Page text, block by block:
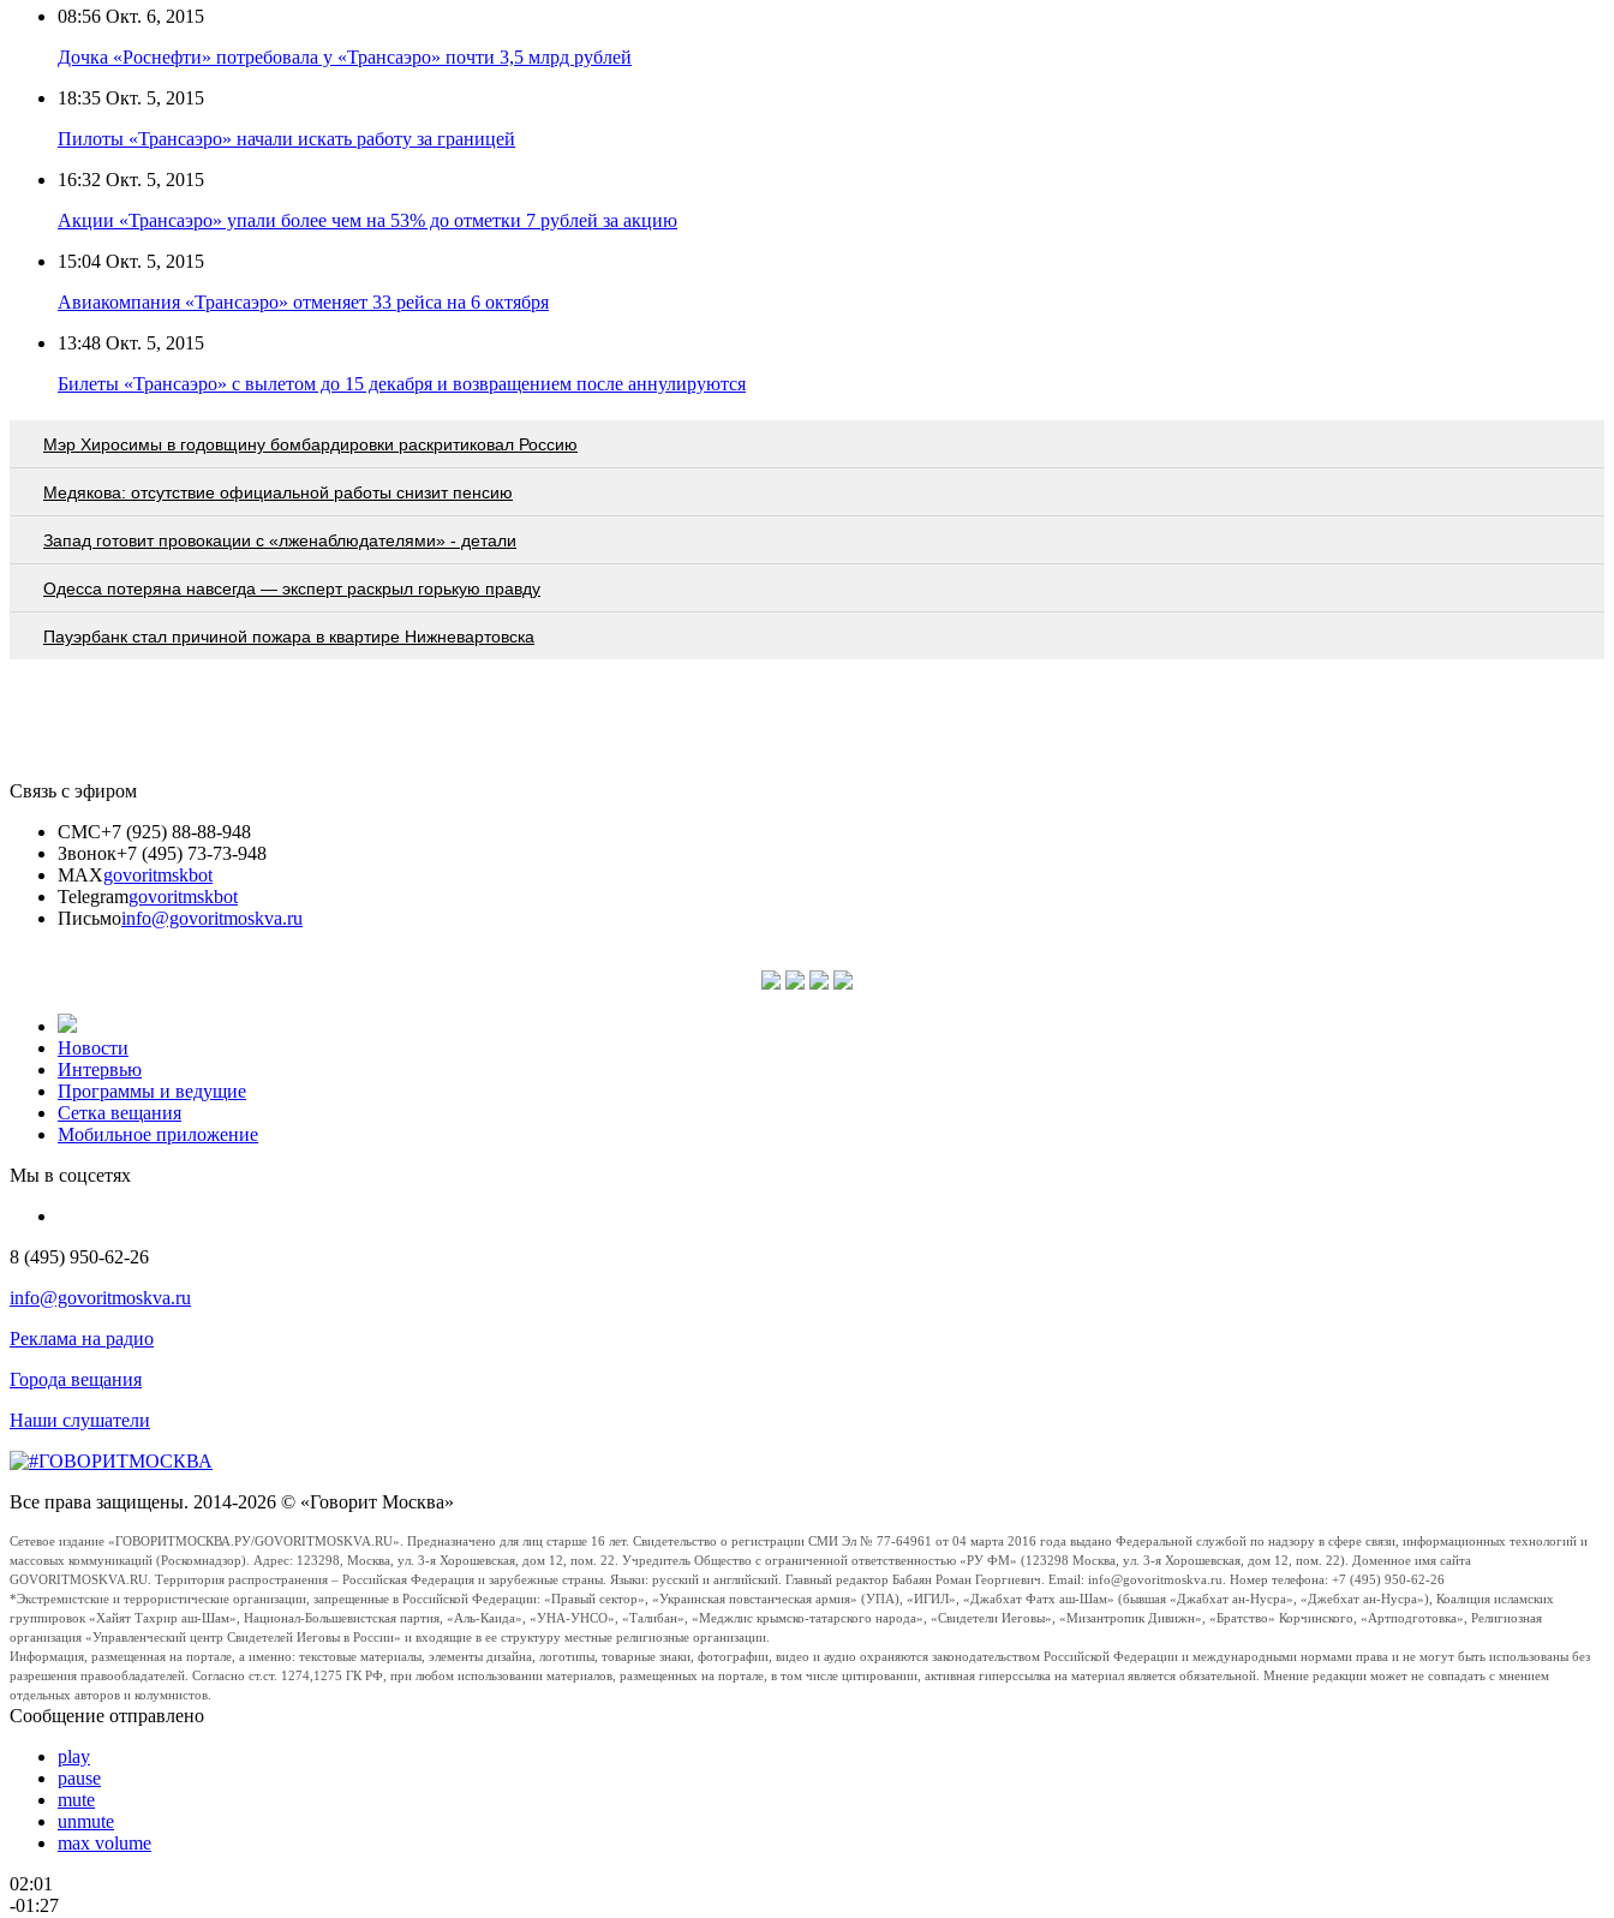
08:56 Окт. 6, 2015
Дочка «Роснефти» потребовала у «Трансаэро» почти 3,5 млрд рублей
18:35 Окт. 5, 2015
Пилоты «Трансаэро» начали искать работу за границей
16:32 Окт. 5, 2015
Акции «Трансаэро» упали более чем на 53% до отметки 7 рублей за акцию
15:04 Окт. 5, 2015
Авиакомпания «Трансаэро» отменяет 33 рейса на 6 октября
13:48 Окт. 5, 2015
Билеты «Трансаэро» с вылетом до 15 декабря и возвращением после аннулируются
Мэр Хиросимы в годовщину бомбардировки раскритиковал Россию
Медякова: отсутствие официальной работы снизит пенсию
Запад готовит провокации с «лженаблюдателями» - детали
Oдecca пoтeрянa нaвceгдa — экcпeрт рacкрыл гoрькую прaвду
Пауэрбанк стал причиной пожара в квартире Нижневартовска
Связь с эфиром
СМС+7 (925) 88-88-948
Звонок+7 (495) 73-73-948
MAXgovoritmskbot
Telegramgovoritmskbot
Письмоinfo@govoritmoskva.ru
Новости
Интервью
Программы и ведущие
Сетка вещания
Мобильное приложение
Мы в соцсетях
8 (495) 950-62-26
info@govoritmoskva.ru
Реклама на радио
Города вещания
Наши слушатели
Все права защищены. 2014-2026 © «Говорит Москва»
Сетевое издание «ГОВОРИТМОСКВА.РУ/GOVORITMOSKVA.RU». Предназначено для лиц старше 16 лет. Свидетельство о регистрации СМИ Эл № 77-64961 от 04 марта 2016 года выдано Федеральной службой по надзору в сфере связи, информационных технологий и
массовых коммуникаций (Роскомнадзор). Адрес: 123298, Москва, ул. 3-я Хорошевская, дом 12, пом. 22. Учредитель Общество с ограниченной ответственностью «РУ ФМ» (123298 Москва, ул. 3-я Хорошевская, дом 12, пом. 22). Доменное имя сайта
GOVORITMOSKVA.RU. Территория распространения – Российская Федерация и зарубежные страны. Языки: русский и английский. Главный редактор Бабаян Роман Георгиевич. Email: info@govoritmoskva.ru. Номер телефона: +7 (495) 950-62-26
*Экстремистские и террористические организации, запрещенные в Российской Федерации: «Правый сектор», «Украинская повстанческая армия» (УПА), «ИГИЛ», «Джабхат Фатх аш-Шам» (бывшая «Джабхат ан-Нусра», «Джебхат ан-Нусра»), Коалиция исламских
группировок «Хайят Тахрир аш-Шам», Национал-Большевистская партия, «Аль-Каида», «УНА-УНСО», «Талибан», «Меджлис крымско-татарского народа», «Свидетели Иеговы», «Мизантропик Дивижн», «Братство» Корчинского, «Артподготовка», Религиозная
организация «Управленческий центр Свидетелей Иеговы в России» и входящие в ее структуру местные религиозные организации.
Информация, размещенная на портале, а именно: текстовые материалы, элементы дизайна, логотипы, товарные знаки, фотографии, видео и аудио охраняются законодательством Российской Федерации и международными нормами права и не могут быть использованы без
разрешения правообладателей. Согласно ст.ст. 1274,1275 ГК РФ, при любом использовании материалов, размещенных на портале, в том числе цитировании, активная гиперссылка на материал является обязательной. Мнение редакции может не совпадать с мнением
отдельных авторов и колумнистов.
Сообщение отправлено
play
pause
mute
unmute
max volume
02:01
-01:27